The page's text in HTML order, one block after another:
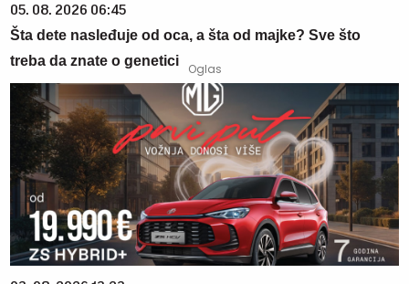
05. 08. 2026 06:45
Šta dete nasleđuje od oca, a šta od majke? Sve što
treba da znate o genetici